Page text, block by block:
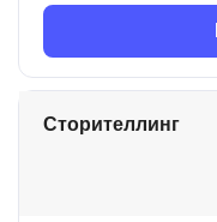
Сторителлинг